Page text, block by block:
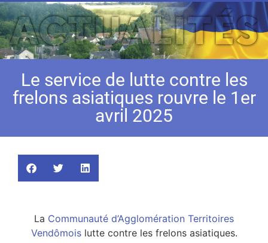
Le service de lutte contre les
frelons asiatiques rouvre le 1er
avril 2025
La Communauté d’Agglomération Territoires
Vendômoislutte contre les frelons asiatiques.